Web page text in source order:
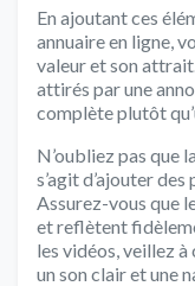
En ajoutant ces
annuaire en ligne,
valeur et son
attirés par une
complète plutôt
N’oubliez pas que
s’agit d’ajouter
Assurez-vous que
et reflètent
les vidéos, veillez à
un son clair et une